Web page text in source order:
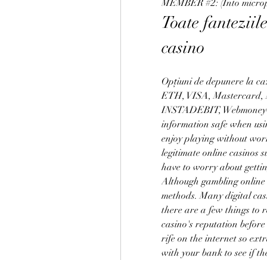
MEMBER #2: (Into
Toate
casino
Opțiuni de depunere la
ETH, VISA, Mastercard,
INSTADEBIT,
information safe when
enjoy playing without
legitimate online casinos
have to worry about
Although gambling
methods. Many digital
there are a few things to
casino's reputation
rife on the internet so
with your bank to see if